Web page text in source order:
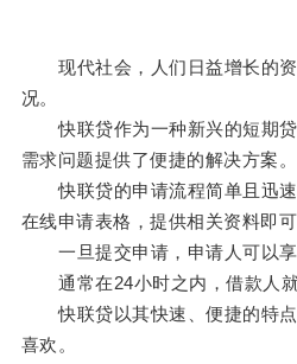
现代社会，人们日益增长的资
况。
快联贷作为一种新兴的短期贷
需求问题提供了便捷的解决方案。
快联贷的申请流程简单且迅速
在线申请表格，提供相关资料即可
一旦提交申请，申请人可以享
通常在24小时之内，借款人就
快联贷以其快速、便捷的特点
喜欢。